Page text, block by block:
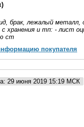
брак, лежалый
с хранения и тп: - лист
ст
покупателя
29 июня 2019 15:19 МСК